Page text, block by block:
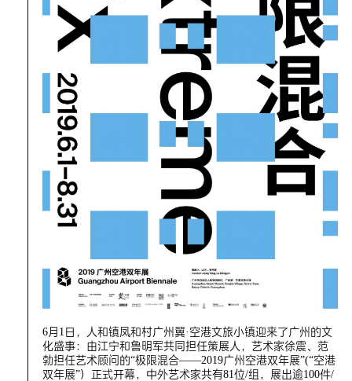
6月1日，人和镇凤和村广州翼·空港文旅小镇迎来了广州的文
化盛事：由江宁和鲁明军共同担任策展人，艺术家徐震、范
勃担任艺术顾问的“极限混合——2019广州空港双年展”(“空港
双年展”）正式开幕，中外艺术家共有81位/组，展出逾100件/